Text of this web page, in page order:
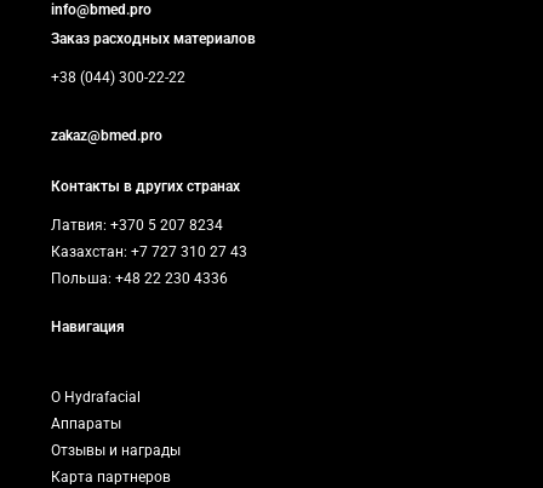
info@bmed.pro
Заказ расходных материалов
+38 (044) 300-22-22
zakaz@bmed.pro
Контакты в других странах
Латвия: +370 5 207 8234
Казахстан: +7 727 310 27 43
Польша: +48 22 230 4336
Навигация
О Hydrafacial
Аппараты
Отзывы и награды
Карта партнеров